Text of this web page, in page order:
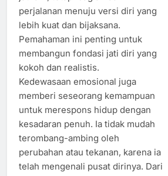
perjalanan menuju versi diri yang
lebih kuat dan bijaksana.
Pemahaman ini penting untuk
membangun fondasi jati diri yang
kokoh dan realistis.
Kedewasaan emosional juga
memberi seseorang kemampuan
untuk merespons hidup dengan
kesadaran penuh. Ia tidak mudah
terombang-ambing oleh
perubahan atau tekanan, karena ia
telah mengenali pusat dirinya. Dari